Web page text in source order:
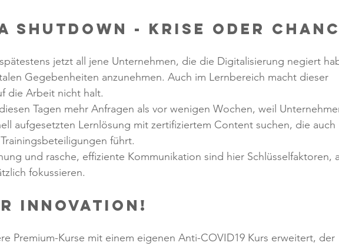
Shutdown - Krise oder
jetzt all jene Unternehmen, die die Digitalisierung negiert
Gegebenheiten anzunehmen. Auch im Lernbereich macht dieser
die Arbeit nicht halt.
Tagen mehr Anfragen als vor wenigen Wochen, weil
aufgesetzten Lernlösung mit zertifiziertem Content suchen, die auch
führt.
und rasche, effiziente Kommunikation sind hier Schlüsselfaktoren,
fokussieren.
Innovation!
Premium-Kurse mit einem eigenen Anti-COVID19 Kurs erweitert, der